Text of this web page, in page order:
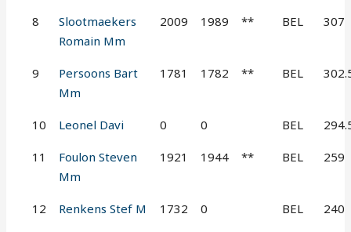
8
Slootmaekers
Romain Mm
2009 1989 ** BEL 307
9
Persoons Bart
Mm
1781 1782 ** BEL
10 Leonel Davi 0 0 BEL
11
Foulon Steven
Mm
1921 1944 ** BEL 259
12 Renkens Stef M 1732 0 BEL 240